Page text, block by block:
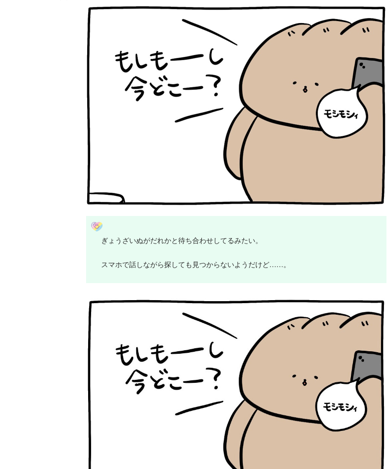
ぎょうざいぬがだれかと待ち合わせしてるみたい。
スマホで話しながら探しても見つからないようだけど……。